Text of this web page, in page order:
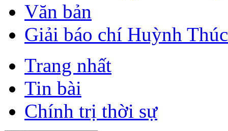
Văn bản
Giải báo chí Huỳnh
Trang nhất
Tin bài
Chính trị thời sự